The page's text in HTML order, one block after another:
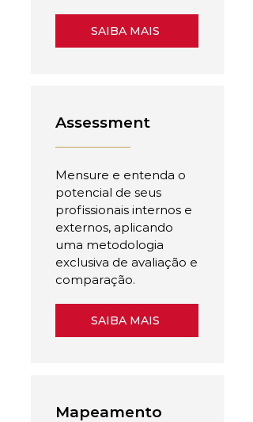
SAIBA MAIS
Assessment
Mensure e entenda o
potencial de seus
profissionais internos e
externos, aplicando
uma metodologia
exclusiva de avaliação e
comparação.
SAIBA MAIS
Mapeamento